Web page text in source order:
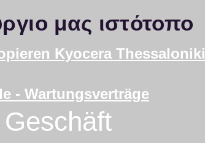
μας ιστότοπο
Kyocera Thessaloniki
- Wartungsverträge